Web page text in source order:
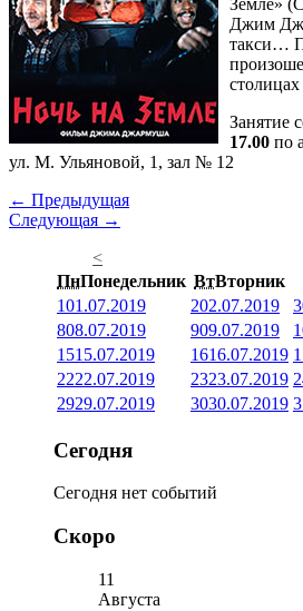
Земле»
Джим
такси…
столицах
Занятие
17.00 по
ул. М. Ульяновой, 1, зал № 12
← Предыдущая
Следующая →
<
ПнПонедельник ВтВторник
101.07.2019 202.07.2019 3
808.07.2019 909.07.2019
1515.07.2019 1616.07.2019
2222.07.2019 2323.07.2019
2929.07.2019 3030.07.2019
Сегодня
Сегодня нет событий
Скоро
11
Августа